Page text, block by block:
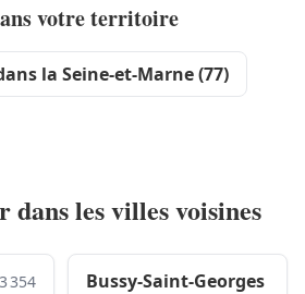
votre territoire
la Seine-et-Marne (77)
les villes voisines
354
Bussy-Saint-Georges